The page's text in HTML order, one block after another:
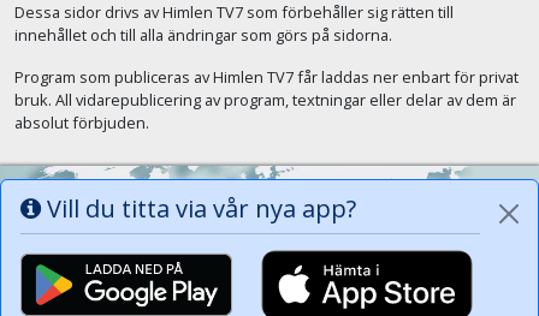
Vill du titta via vår nya app?
Dessa sidor drivs av Himlen TV7 som förbehåller sig rätten till
innehållet och till alla ändringar som görs på sidorna.
Program som publiceras av Himlen TV7 får laddas ner enbart för privat
bruk. All vidarepublicering av program, textningar eller delar av dem är
absolut förbjuden.
Alla tungor ska bekänna att Jesus Kristus
är Herren, Gud Fadern till ära. (Fil 2:11)